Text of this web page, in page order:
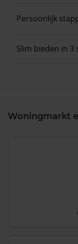
Persoonlijk
Slim bieden in 3
Woningmarkt